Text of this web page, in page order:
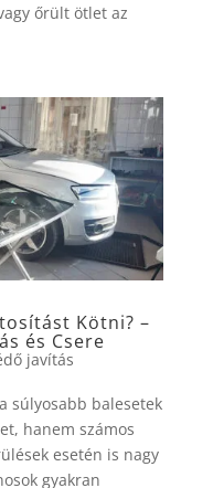
őrült ötlet az
Kötni? –
és Csere
javítás
súlyosabb balesetek
hanem számos
esetén is nagy
gyakran